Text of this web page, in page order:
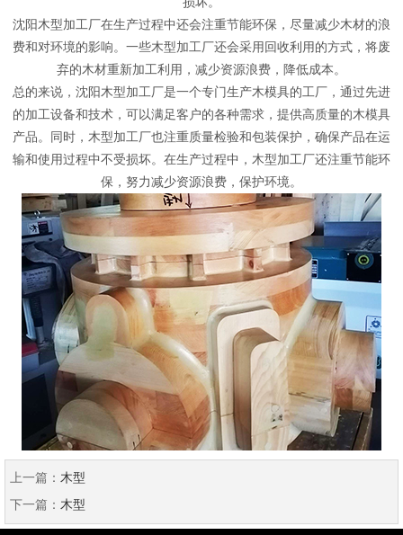
沈阳木型加工厂在生产过程中还会注重节能环保，尽量减少木材的浪
费和对环境的影响。一些木型加工厂还会采用回收利用的方式，将废
弃的木材重新加工利用，减少资源浪费，降低成本。
总的来说，沈阳木型加工厂是一个专门生产木模具的工厂，通过先进
的加工设备和技术，可以满足客户的各种需求，提供高质量的木模具
产品。同时，木型加工厂也注重质量检验和包装保护，确保产品在运
输和使用过程中不受损坏。在生产过程中，木型加工厂还注重节能环
保，努力减少资源浪费，保护环境。
上一篇： 木型
下一篇： 木型